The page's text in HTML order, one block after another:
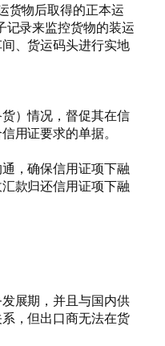
货物后取得的正本运
记录来监控货物的装运
、货运码头进行实地
）情况，督促其在信
用证要求的单据。
，确保信用证项下融
款归还信用证项下融
展期，并且与国内供
，但出口商无法在货